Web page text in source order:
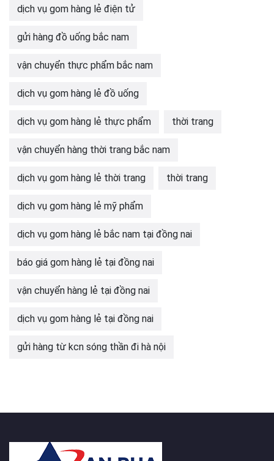
dịch vụ gom hàng lẻ điện tử
gửi hàng đồ uống bắc nam
vận chuyển thực phẩm bắc nam
dịch vụ gom hàng lẻ đồ uống
dịch vụ gom hàng lẻ thực phẩm thời trang
vận chuyển hàng thời trang bắc nam
dịch vụ gom hàng lẻ thời trang thời trang
dịch vụ gom hàng lẻ mỹ phẩm
dịch vụ gom hàng lẻ bắc nam tại đồng nai
báo giá gom hàng lẻ tại đồng nai
vận chuyển hàng lẻ tại đồng nai
dịch vụ gom hàng lẻ tại đồng nai
gửi hàng từ kcn sóng thần đi hà nội